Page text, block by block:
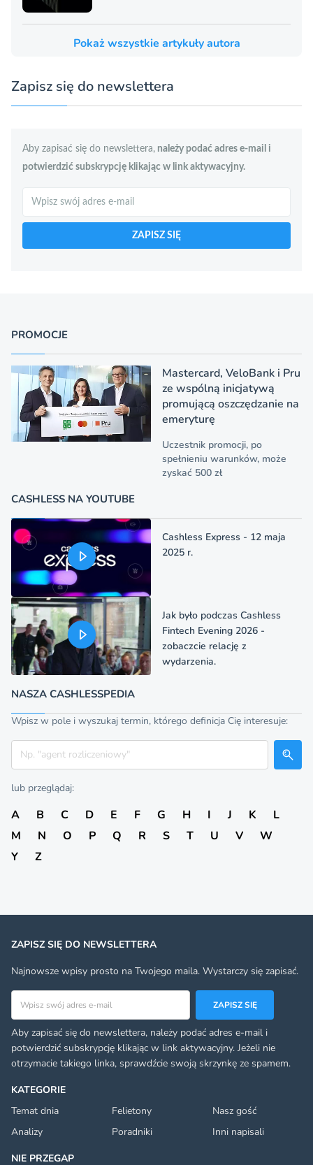
Pokaż wszystkie artykuły autora
Zapisz się do newslettera
Aby zapisać się do newslettera, należy podać adres e-mail i
potwierdzić subskrypcję klikając w link aktywacyjny.
Szukaj
ZAPISZ SIĘ
PROMOCJE
Mastercard, VeloBank i Pru
ze wspólną inicjatywą
promującą oszczędzanie na
emeryturę
Uczestnik promocji, po
spełnieniu warunków, może
zyskać 500 zł
CASHLESS NA YOUTUBE
Cashless Express - 12 maja
2025 r.
Jak było podczas Cashless
Fintech Evening 2026 -
zobaczcie relację z
wydarzenia.
NASZA CASHLESSPEDIA
Wpisz w pole i wyszukaj termin, którego definicja Cię interesuje:
Szukaj
lub przeglądaj:
A B C D E F G H I J K
L
M
N O P Q R S T U V
W
Y
Z
KATEGORIE
Temat dnia
Felietony
Nasz gość
Analizy
Poradniki
Inni napisali
NIE PRZEGAP
ZAPISZ SIĘ DO NEWSLETTERA
Najnowsze wpisy prosto na Twojego maila. Wystarczy się zapisać.
ZAPISZ SIĘ
Aby zapisać się do newslettera, należy podać adres e-mail i
potwierdzić subskrypcję klikając w link aktywacyjny. Jeżeli nie
otrzymacie takiego linka, sprawdźcie swoją skrzynkę ze spamem.